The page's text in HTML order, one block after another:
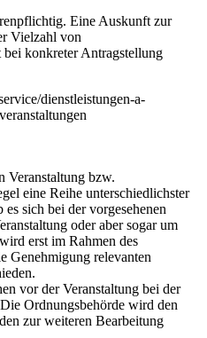
Eine Auskunft zur
Vielzahl von
bei konkreter Antragstellung
dienstleistungen-a-
Veranstaltung bzw.
eine Reihe unterschiedlichster
sich bei der vorgesehenen
oder aber sogar um
erst im Rahmen des
Genehmigung relevanten
vor der Veranstaltung bei der
Ordnungsbehörde wird den
zur weiteren Bearbeitung